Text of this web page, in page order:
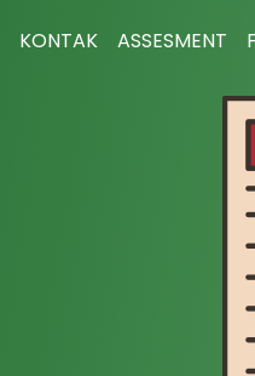
KONTAK ASSESMENT